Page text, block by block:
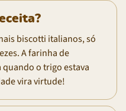
biscotti italianos, só
A farinha de
o trigo estava
vira virtude!